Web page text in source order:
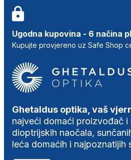
Ugodna kupovina - 6 načina
Kupujte provjereno uz Safe Shop
Ghetaldus optika, vaš
najveći domaći proizvođač
dioptrijskih naočala,
leća domaćih i najpoznatijih